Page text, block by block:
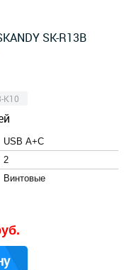
SK-R13B
K10
USB А+C
2
Винтовые